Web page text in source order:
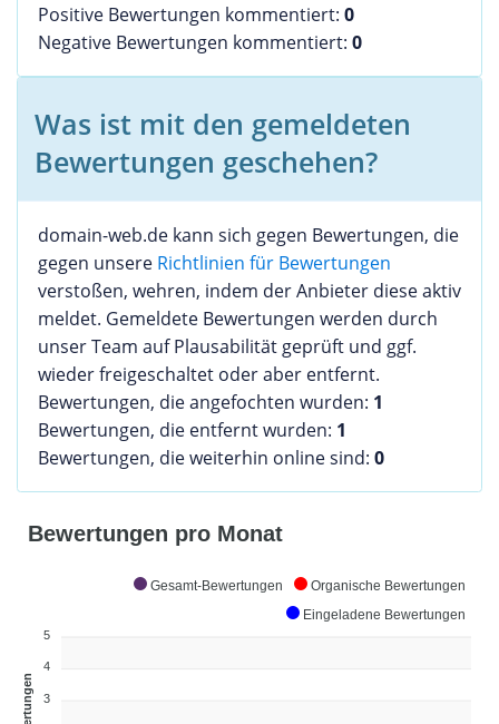
Positive Bewertungen kommentiert: 0
Negative Bewertungen kommentiert: 0
Was ist mit den gemeldeten
Bewertungen geschehen?
domain-web.de kann sich gegen Bewertungen, die
gegen unsere Richtlinien für Bewertungen
verstoßen, wehren, indem der Anbieter diese aktiv
meldet. Gemeldete Bewertungen werden durch
unser Team auf Plausabilität geprüft und ggf.
wieder freigeschaltet oder aber entfernt.
Bewertungen, die angefochten wurden: 1
Bewertungen, die entfernt wurden: 1
Bewertungen, die weiterhin online sind: 0
Gesamt-Bewertungen
Organische Bewertungen
Eingeladene Bewertungen
Bewertungen pro Monat
5
4
3